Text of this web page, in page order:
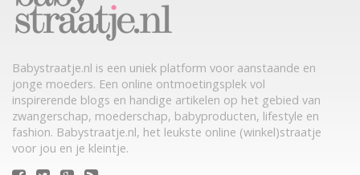
Babystraatje.nl is een uniek platform voor aanstaande en
jonge moeders. Een online ontmoetingsplek vol
inspirerende blogs en handige artikelen op het gebied van
zwangerschap, moederschap, babyproducten, lifestyle en
fashion. Babystraatje.nl, het leukste online (winkel)straatje
voor jou en je kleintje.